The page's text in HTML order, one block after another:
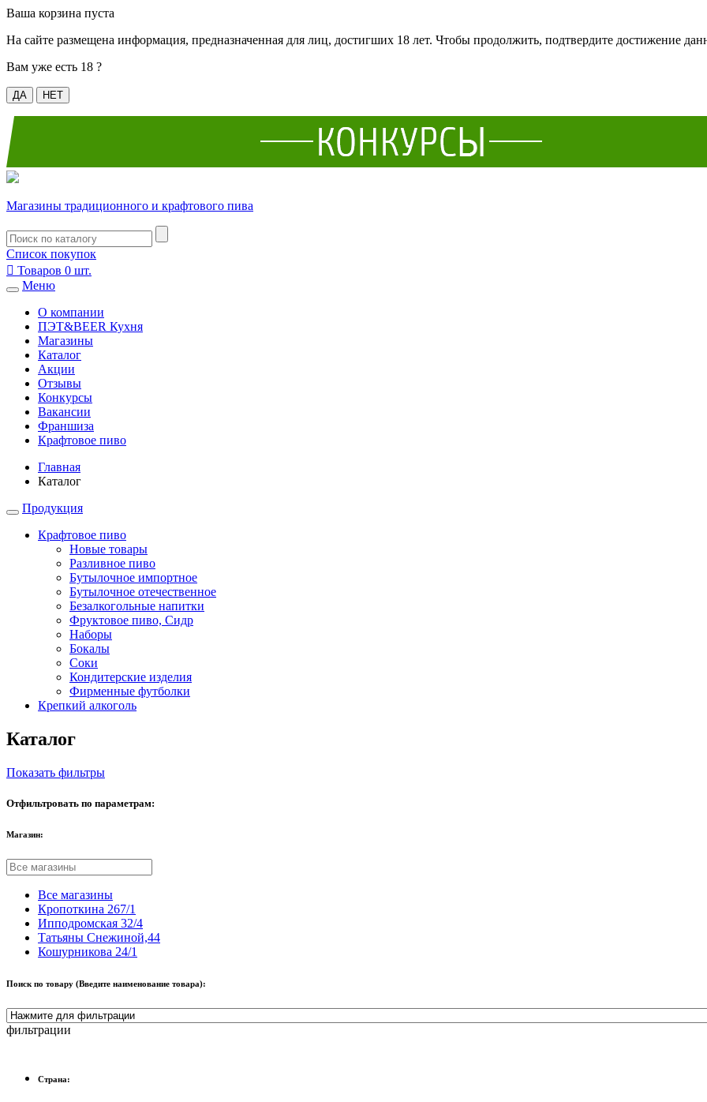
Ваша корзина пуста
На сайте размещена информация, предназначенная для лиц, достигших 18 лет. Чтобы продолжить, подтвердите достижение
Вам уже есть 18 ?
ДА НЕТ
Магазины традиционного и крафтового пива
Список покупок
 Товаров 0 шт.
Меню
О компании
ПЭТ&BEER Кухня
Магазины
Каталог
Акции
Отзывы
Конкурсы
Вакансии
Франшиза
Крафтовое пиво
Главная
Каталог
Продукция
Крафтовое пиво
Новые товары
Разливное пиво
Бутылочное импортное
Бутылочное отечественное
Безалкогольные напитки
Фруктовое пиво, Сидр
Наборы
Бокалы
Соки
Кондитерские изделия
Фирменные футболки
Крепкий алкоголь
Каталог
Показать фильтры
Отфильтровать по параметрам:
Магазин:
Все магазины
Кропоткина 267/1
Ипподромская 32/4
Татьяны Снежиной,44
Кошурникова 24/1
Поиск по товару (Введите наименование товара):
фильтрации
Страна: